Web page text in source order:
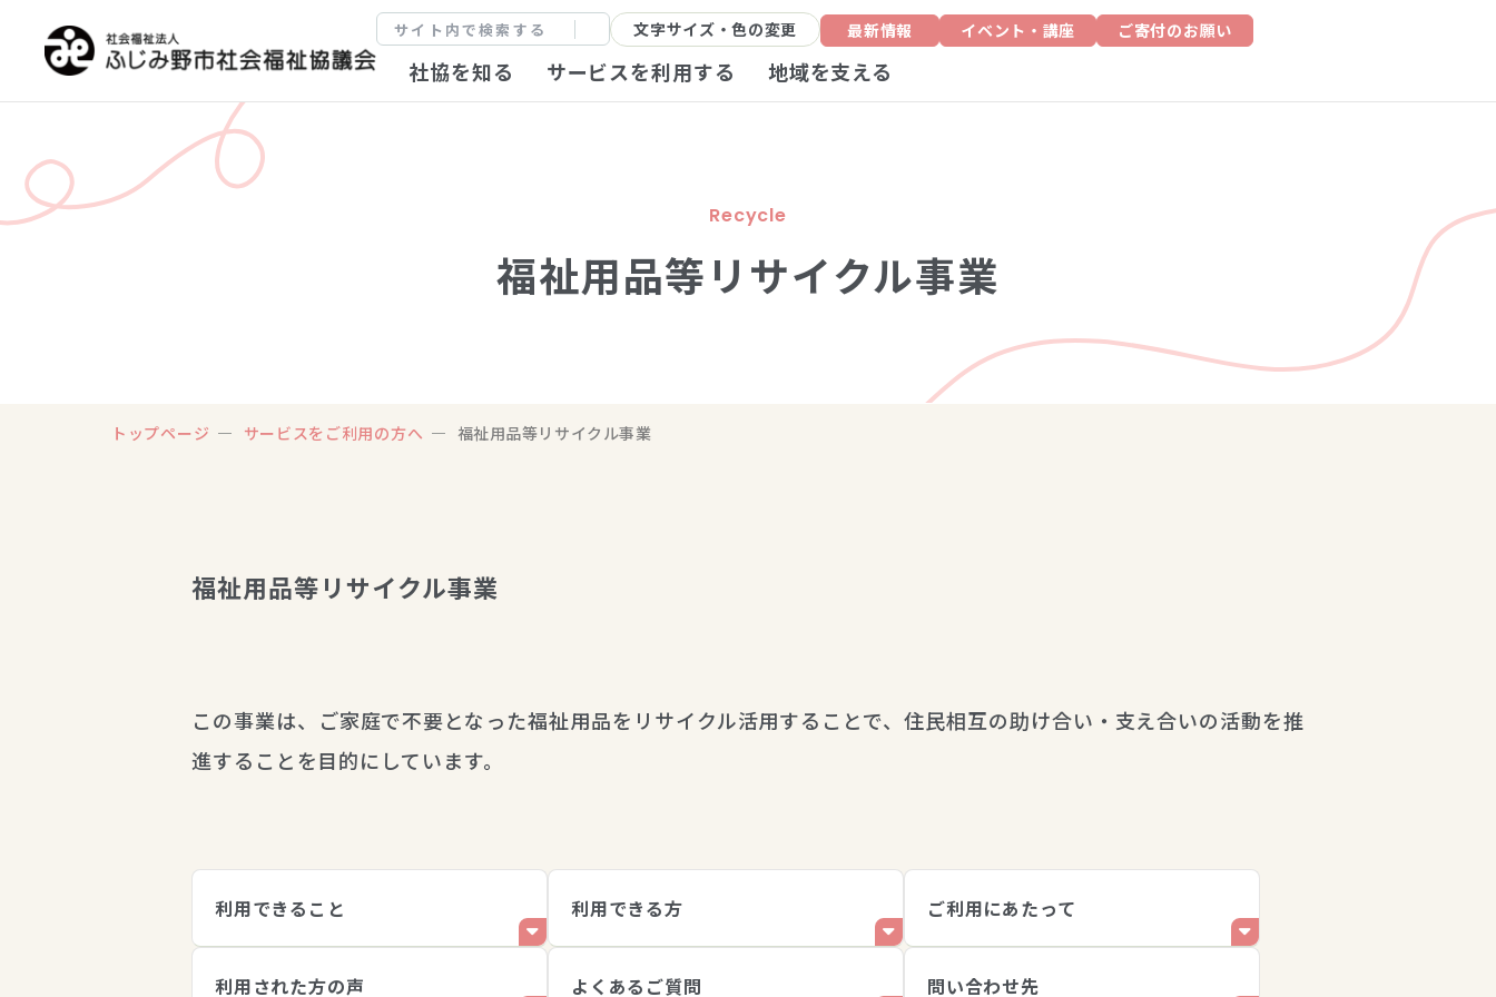
文字サイズ・色の変更 最新情報 イベント・講座 ご寄付のお願い
社協を知る サービスを利用する 地域を支える
Recycle
福祉用品等リサイクル事業
トップページ サービスをご利用の方へ 福祉用品等リサイクル事業
福祉用品等リサイクル事業
この事業は、ご家庭で不要となった福祉用品をリサイクル活用することで、住民相互の助け合い・支え合いの活動を推
進することを目的にしています。
利用できること 利用できる方 ご利用にあたって
利用された方の声 よくあるご質問 問い合わせ先